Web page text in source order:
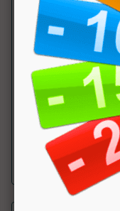
Integratore
dosaggio.
a partire da €
sconto 10%